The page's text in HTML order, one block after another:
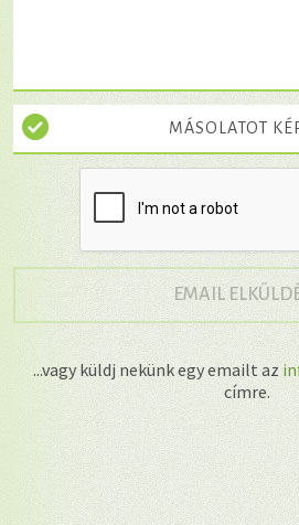
MÁSOLATOT
EMAIL
...vagy küldj nekünk egy emailt az
címre.